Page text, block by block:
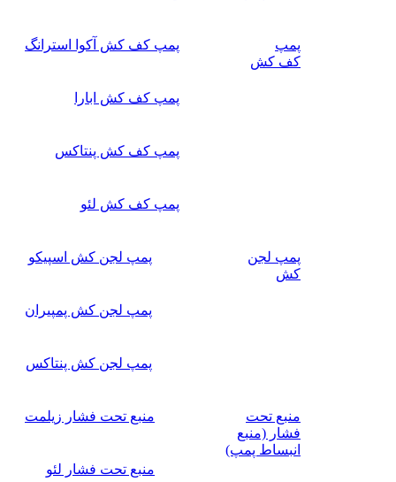
پمپ
کف کش
پمپ کف کش آکوا استرانگ
پمپ کف کش ابارا
پمپ کف کش پنتاکس
پمپ کف کش لئو
پمپ لجن
کش
پمپ لجن کش اسپیکو
پمپ لجن کش پمپیران
پمپ لجن کش پنتاکس
منبع تحت
فشار (منبع
انبساط پمپ)
منبع تحت فشار زیلمت
منبع تحت فشار لئو